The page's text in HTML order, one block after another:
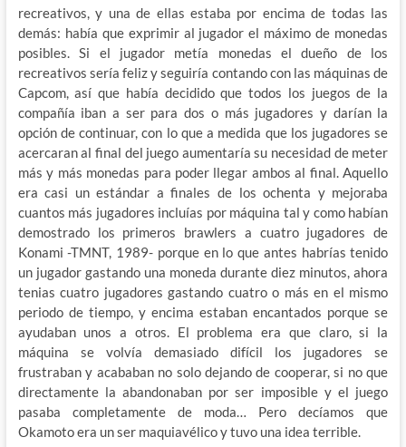
recreativos, y una de ellas estaba por encima de todas las
demás: había que exprimir al jugador el máximo de monedas
posibles. Si el jugador metía monedas el dueño de los
recreativos sería feliz y seguiría contando con las máquinas de
Capcom, así que había decidido que todos los juegos de la
compañía iban a ser para dos o más jugadores y darían la
opción de continuar, con lo que a medida que los jugadores se
acercaran al final del juego aumentaría su necesidad de meter
más y más monedas para poder llegar ambos al final. Aquello
era casi un estándar a finales de los ochenta y mejoraba
cuantos más jugadores incluías por máquina tal y como habían
demostrado los primeros brawlers a cuatro jugadores de
Konami -TMNT, 1989- porque en lo que antes habrías tenido
un jugador gastando una moneda durante diez minutos, ahora
tenias cuatro jugadores gastando cuatro o más en el mismo
periodo de tiempo, y encima estaban encantados porque se
ayudaban unos a otros. El problema era que claro, si la
máquina se volvía demasiado difícil los jugadores se
frustraban y acababan no solo dejando de cooperar, si no que
directamente la abandonaban por ser imposible y el juego
pasaba completamente de moda… Pero decíamos que
Okamoto era un ser maquiavélico y tuvo una idea terrible.